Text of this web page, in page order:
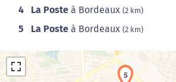
4 La Poste à Bordeaux (2 km)
5 La Poste à Bordeaux (2 km)
5